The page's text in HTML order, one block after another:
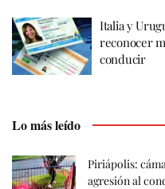
Italia y
reconocer
conducir
Lo más leído
Piriápolis:
agresión al